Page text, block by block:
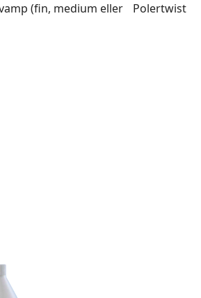
(fin, medium eller